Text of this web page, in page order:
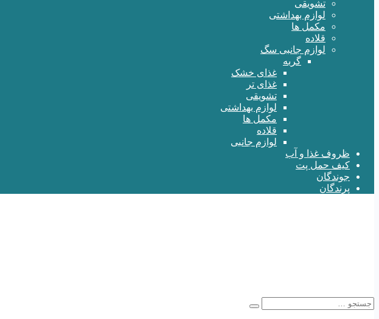
تشویقی
لوازم بهداشتی
مکمل ها
قلاده
لوازم جانبی سگ
گربه
غذای خشک
غذای تر
تشویقی
لوازم بهداشتی
مکمل ها
قلاده
لوازم جانبی
ظروف غذا و آب
کیف حمل پت
جوندگان
پرندگان